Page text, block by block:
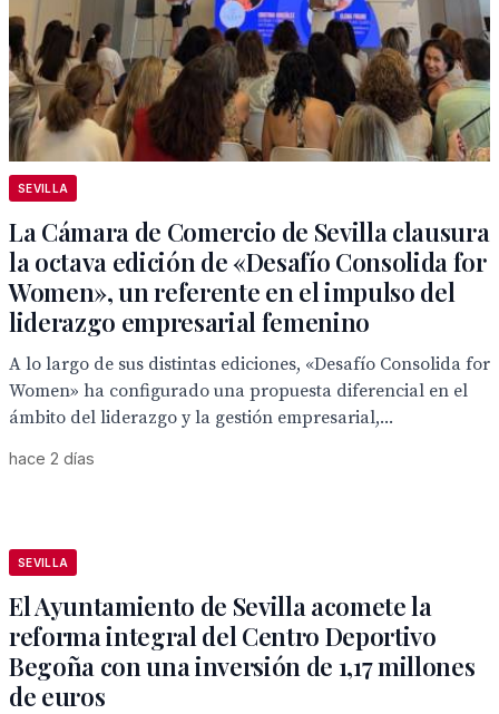
SEVILLA
La Cámara de Comercio de Sevilla clausura
la octava edición de «Desafío Consolida for
Women», un referente en el impulso del
liderazgo empresarial femenino
A lo largo de sus distintas ediciones, «Desafío Consolida for
Women» ha configurado una propuesta diferencial en el
ámbito del liderazgo y la gestión empresarial,...
hace 2 días
SEVILLA
El Ayuntamiento de Sevilla acomete la
reforma integral del Centro Deportivo
Begoña con una inversión de 1,17 millones
de euros